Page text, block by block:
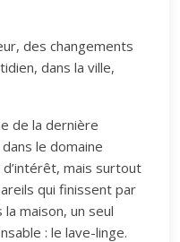
des changements
dans la ville,
de la dernière
le domaine
mais surtout
qui finissent par
maison, un seul
: le lave-linge.